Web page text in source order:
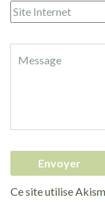
Ce site utilise